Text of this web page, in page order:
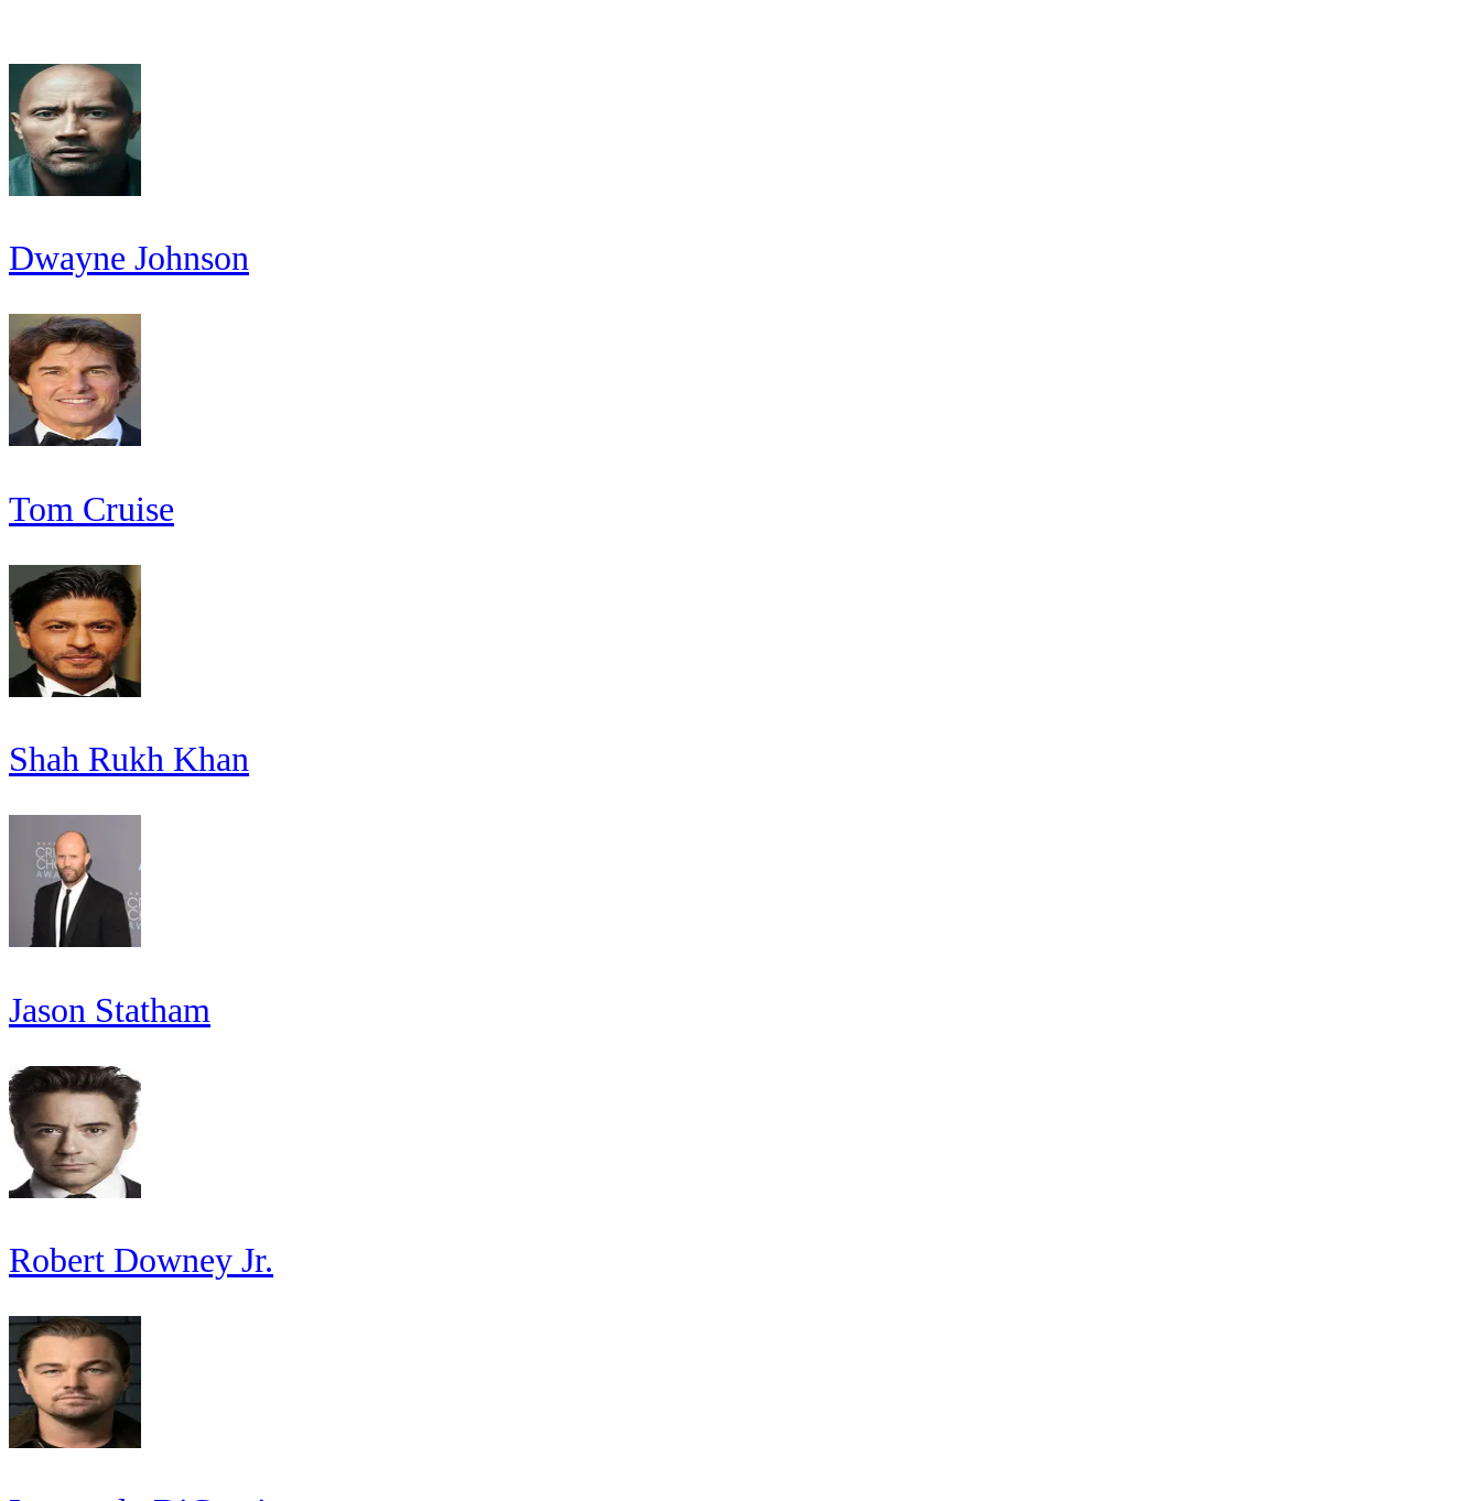
Dwayne Johnson
Tom Cruise
Shah Rukh Khan
Jason Statham
Robert Downey Jr.